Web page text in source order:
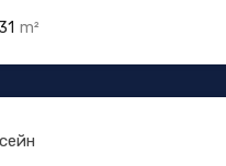
m²